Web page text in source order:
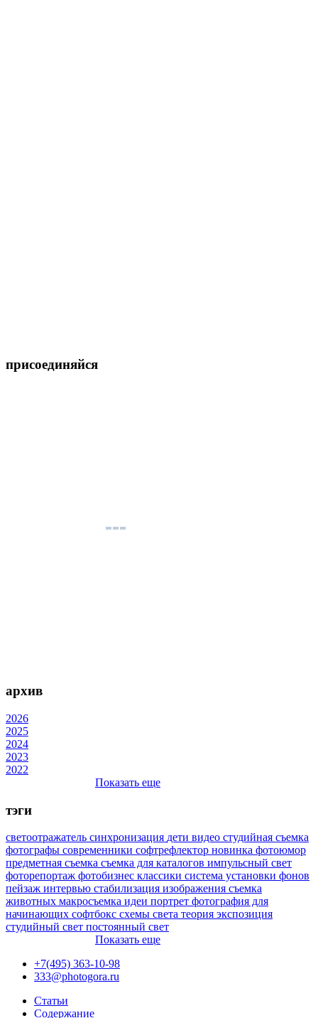
присоединяйся
архив
2026
2025
2024
2023
2022
Показать еще
тэги
светоотражатель синхронизация дети видео студийная съемка
фотографы современники софтрефлектор новинка фотоюмор
предметная съемка съемка для каталогов импульсный свет
фоторепортаж фотобизнес классики система установки фонов
пейзаж интервью стабилизация изображения съемка
животных макросъемка идеи портрет фотография для
начинающих софтбокс схемы света теория экспозиция
студийный свет постоянный свет
Показать еще
+7(495) 363-10-98
333@photogora.ru
Статьи
Содержание